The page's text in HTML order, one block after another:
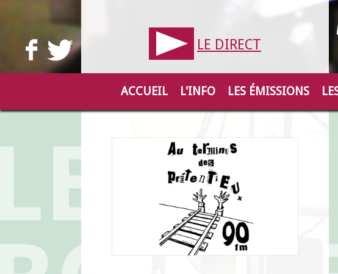
LE DIRECT
ACCUEIL L'INFO LES ÉMISSIONS